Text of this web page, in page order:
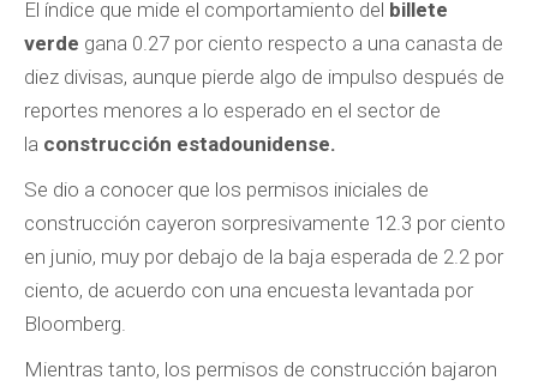
El índice que mide el comportamiento del billete
verde gana 0.27 por ciento respecto a una canasta de
diez divisas, aunque pierde algo de impulso después de
reportes menores a lo esperado en el sector de
la construcción estadounidense.
Se dio a conocer que los permisos iniciales de
construcción cayeron sorpresivamente 12.3 por ciento
en junio, muy por debajo de la baja esperada de 2.2 por
ciento, de acuerdo con una encuesta levantada por
Bloomberg.
Mientras tanto, los permisos de construcción bajaron